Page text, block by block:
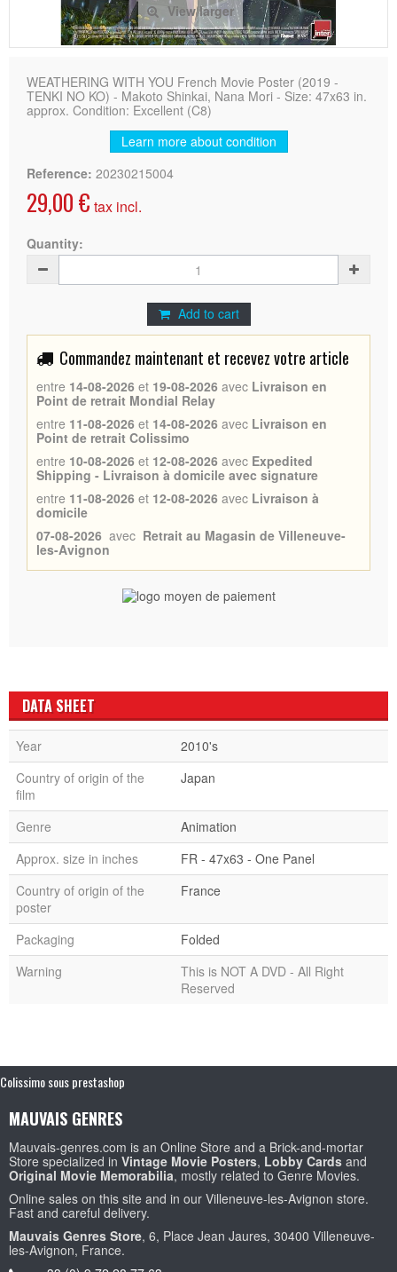
View larger
WEATHERING WITH YOU French Movie Poster (2019 -
TENKI NO KO) - Makoto Shinkai, Nana Mori - Size: 47x63 in.
approx. Condition: Excellent (C8)
Learn more about condition
Reference: 20230215004
29,00 € tax incl.
Quantity:
Add to cart
Commandez maintenant et recevez votre article
entre 14-08-2026 et 19-08-2026 avec Livraison en
Point de retrait Mondial Relay
entre 11-08-2026 et 14-08-2026 avec Livraison en
Point de retrait Colissimo
entre 10-08-2026 et 12-08-2026 avec Expedited
Shipping - Livraison à domicile avec signature
entre 11-08-2026 et 12-08-2026 avec Livraison à
domicile
07-08-2026 avec Retrait au Magasin de Villeneuve-
les-Avignon
DATA SHEET
Year
2010's
Country of origin of the
film
Japan
Genre
Animation
Approx. size in inches
FR - 47x63 - One Panel
Country of origin of the
poster
France
Packaging
Folded
Warning
This is NOT A DVD - All Right
Reserved
Colissimo sous prestashop
MAUVAIS GENRES
Mauvais-genres.com is an Online Store and a Brick-and-mortar
Store specialized in Vintage Movie Posters, Lobby Cards and
Original Movie Memorabilia, mostly related to Genre Movies.
Online sales on this site and in our Villeneuve-les-Avignon store.
Fast and careful delivery.
Mauvais Genres Store, 6, Place Jean Jaures, 30400 Villeneuve-
les-Avignon, France.